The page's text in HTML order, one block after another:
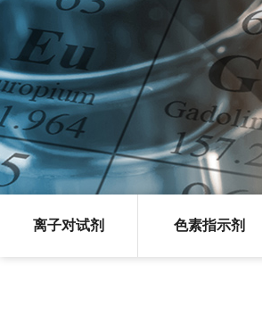
离子对试剂 色素指示剂